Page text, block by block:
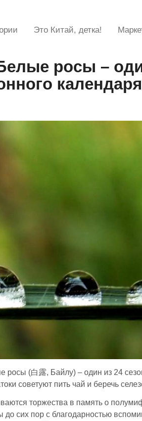
Это Китай, детка!
росы –
календаря
росы (白露, Байлу) – один из 24
советуют пить чай и беречь
торжества в память о
сих пор с благодарностью